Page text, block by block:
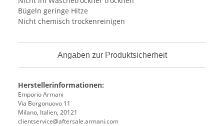
Bügeln geringe Hitze
Nicht chemisch trockenreinigen
Angaben zur Produktsicherheit
Herstellerinformationen:
Emporio Armani
Via Borgonuovo 11
Milano, Italien, 20121
clientservice@aftersale.armani.com